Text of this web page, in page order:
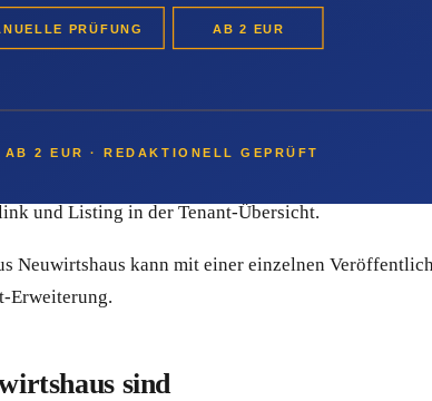
und Listing in der Tenant-Übersicht.
Neuwirtshaus kann mit einer einzelnen
Erweiterung.
sind